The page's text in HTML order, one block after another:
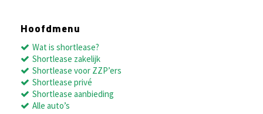
Hoofdmenu
Wat is shortlease?
Shortlease zakelijk
Shortlease voor ZZP’ers
Shortlease privé
Shortlease aanbieding
Alle auto’s